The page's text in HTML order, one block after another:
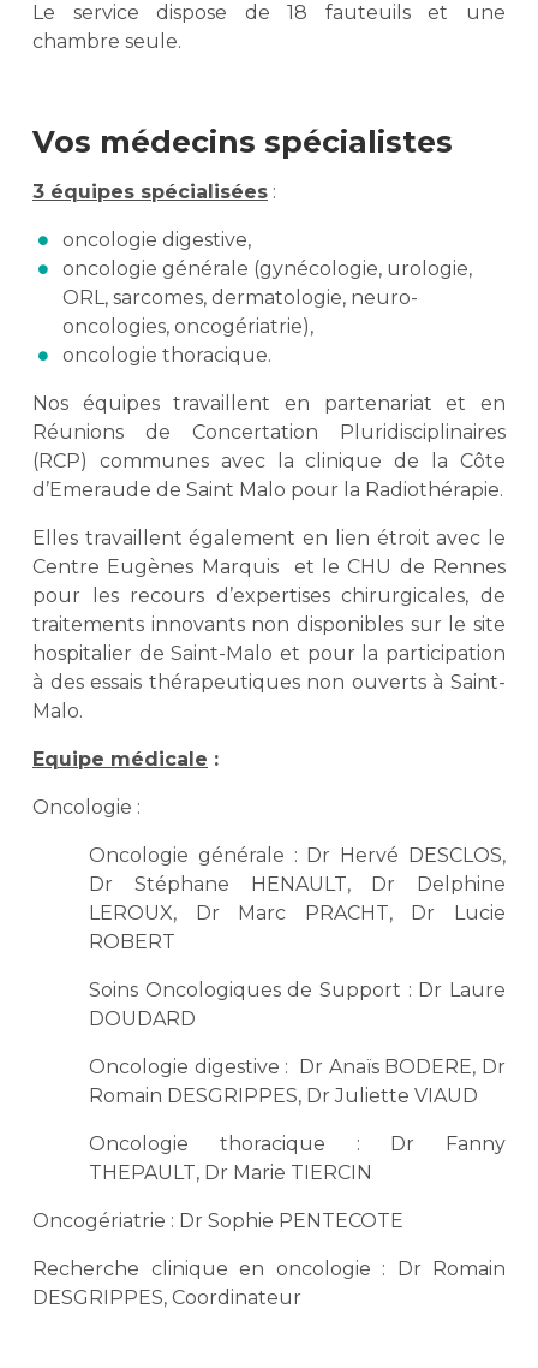
Le service dispose de 18 fauteuils et une
chambre seule.
Vos médecins spécialistes
3 équipes spécialisées :
oncologie digestive,
oncologie générale (gynécologie, urologie,
ORL, sarcomes, dermatologie, neuro-
oncologies, oncogériatrie),
oncologie thoracique.
Nos équipes travaillent en partenariat et en
Réunions de Concertation Pluridisciplinaires
(RCP) communes avec la clinique de la Côte
d’Emeraude de Saint Malo pour la Radiothérapie.
Elles travaillent également en lien étroit avec le
Centre Eugènes Marquis et le CHU de Rennes
pour les recours d’expertises chirurgicales, de
traitements innovants non disponibles sur le site
hospitalier de Saint-Malo et pour la participation
à des essais thérapeutiques non ouverts à Saint-
Malo.
Equipe médicale :
Oncologie :
Oncologie générale : Dr Hervé DESCLOS,
Dr Stéphane HENAULT, Dr Delphine
LEROUX, Dr Marc PRACHT, Dr Lucie
ROBERT
Soins Oncologiques de Support : Dr Laure
DOUDARD
Oncologie digestive : Dr Anaïs BODERE, Dr
Romain DESGRIPPES, Dr Juliette VIAUD
Oncologie thoracique : Dr Fanny
THEPAULT, Dr Marie TIERCIN
Oncogériatrie : Dr Sophie PENTECOTE
Recherche clinique en oncologie : Dr Romain
DESGRIPPES, Coordinateur